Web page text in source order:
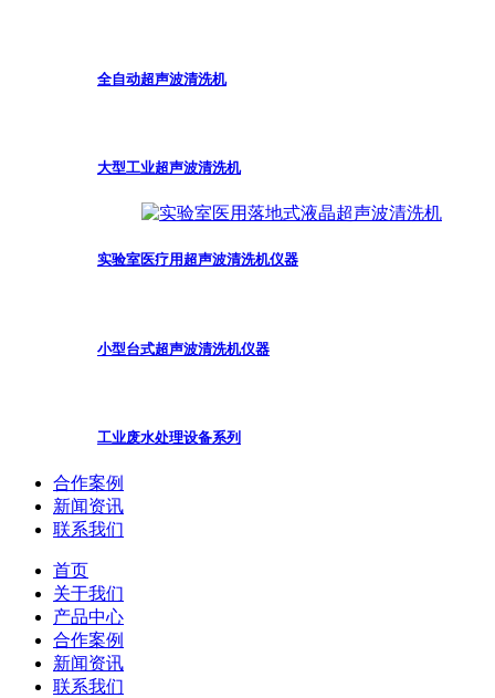
全自动超声波清洗机
大型工业超声波清洗机
实验室医疗用超声波清洗机仪器
小型台式超声波清洗机仪器
工业废水处理设备系列
合作案例
新闻资讯
联系我们
首页
关于我们
产品中心
合作案例
新闻资讯
联系我们